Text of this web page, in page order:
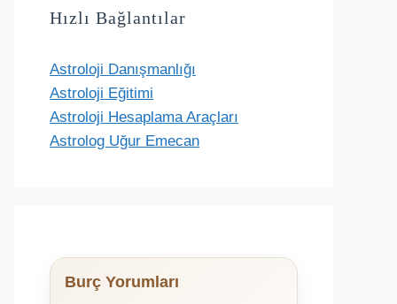
Hızlı Bağlantılar
Astroloji Danışmanlığı
Astroloji Eğitimi
Astroloji Hesaplama Araçları
Astrolog Uğur Emecan
Burç Yorumları